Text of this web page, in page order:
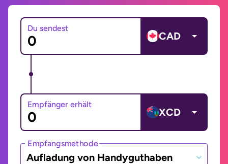
Du sendest
CAD
Empfänger erhält
XCD
Empfangsmethode
Aufladung von Handyguthaben